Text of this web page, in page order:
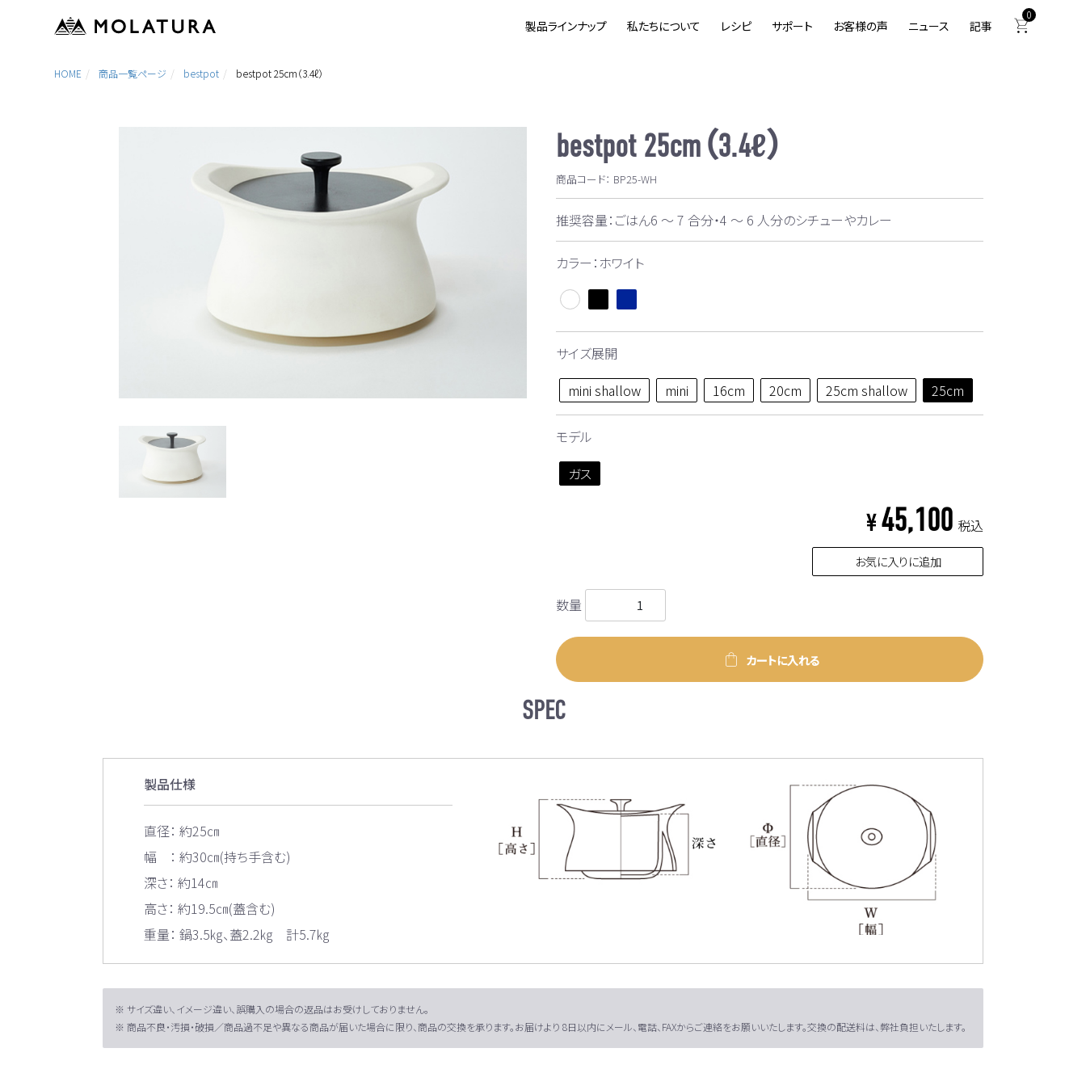
製品ラインナップ 私たちについて レシピ サポート お客様の声 ニュース 記事
0
HOME 商品一覧ページ bestpot bestpot 25cm（3.4ℓ）
bestpot 25cm（3.4ℓ）
商品コード： BP25-WH
推奨容量：ごはん6 ～ 7 合分・4 ～ 6 人分のシチューやカレー
カラー：ホワイト
サイズ展開
mini shallow
mini 16cm 20cm 25cm shallow 25cm
モデル
ガス
¥ 45,100 税込
お気に入りに追加
数量
カートに入れる
SPEC
製品仕様
直径： 約25㎝
幅 ： 約30㎝(持ち手含む)
深さ： 約14㎝
高さ： 約19.5㎝(蓋含む)
重量： 鍋3.5㎏、蓋2.2㎏ 計5.7㎏
※ サイズ違い、イメージ違い、誤購入の場合の返品はお受けしておりません。
※ 商品不良・汚損・破損／商品過不足や異なる商品が届いた場合に限り、商品の交換を承ります。お届けより 8日以内にメール、電話、FAXからご連絡をお願いいたします。交換の配送料は、弊社負担いたします。